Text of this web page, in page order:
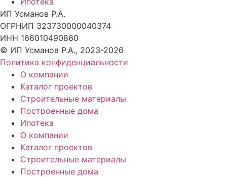
ИП Усманов Р.А.
ОГРНИП 323730000040374
ИНН 166010490860
© ИП Усманов Р.А., 2023-2026
Политика конфиденциальности
О компании
Каталог проектов
Строительные материалы
Построенные дома
Ипотека
О компании
Каталог проектов
Строительные материалы
Построенные дома